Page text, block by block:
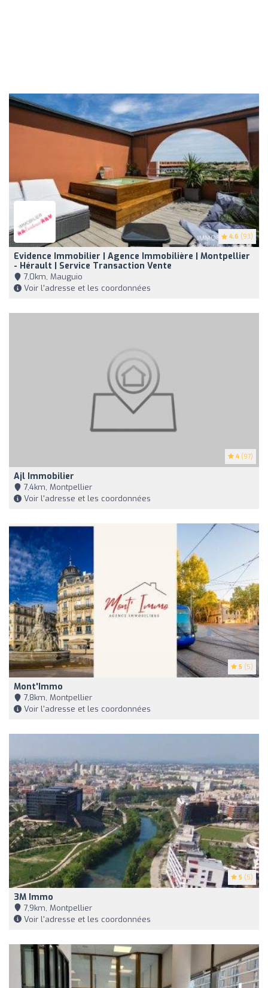
4.6 (93)
Evidence Immobilier | Agence Immobilière | Montpellier
- Hérault | Service Transaction Vente
7,0km, Mauguio
Voir l'adresse et les coordonnées
4 (97)
Ajl Immobilier
7,4km, Montpellier
Voir l'adresse et les coordonnées
5 (5)
Mont'Immo
7,8km, Montpellier
Voir l'adresse et les coordonnées
5 (5)
3M Immo
7,9km, Montpellier
Voir l'adresse et les coordonnées